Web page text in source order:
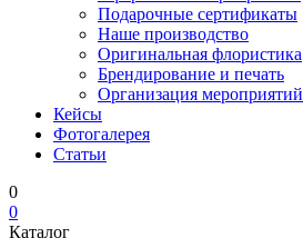
Подарочные сертификаты
Наше производство
Оригинальная флористика
Брендирование и печать
Организация мероприятий
Кейсы
Фотогалерея
Статьи
0
0
Каталог